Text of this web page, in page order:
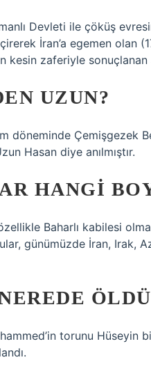
Devleti ile çöküş
İran’a egemen olan
kesin zaferiyle
UZUN?
döneminde Çemişgezek
Hasan diye anılmıştır.
HANGI
Baharlı kabilesi
günümüzde İran, Irak,
torunu Hüseyin